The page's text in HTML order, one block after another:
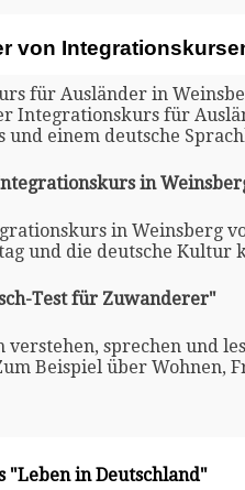
von
für Ausländer in
Integrationskurs für
einem deutsche
in
in Weinsberg
und die deutsche Kultur
Test für Zuwanderer"
verstehen, sprechen und
Beispiel über Wohnen,
in Deutschland"